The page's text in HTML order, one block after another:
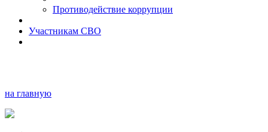
Противодействие коррупции
Участникам СВО
на главную